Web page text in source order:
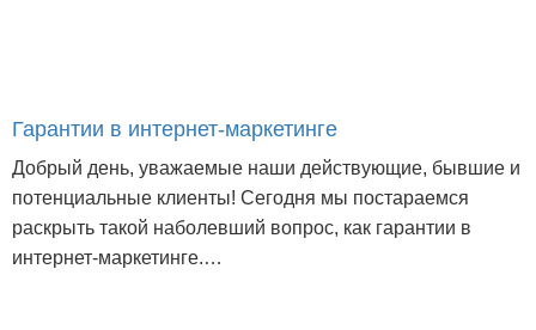
Гарантии в интернет-маркетинге
Добрый день, уважаемые наши действующие, бывшие и
потенциальные клиенты! Сегодня мы постараемся
раскрыть такой наболевший вопрос, как гарантии в
интернет-маркетинге.…